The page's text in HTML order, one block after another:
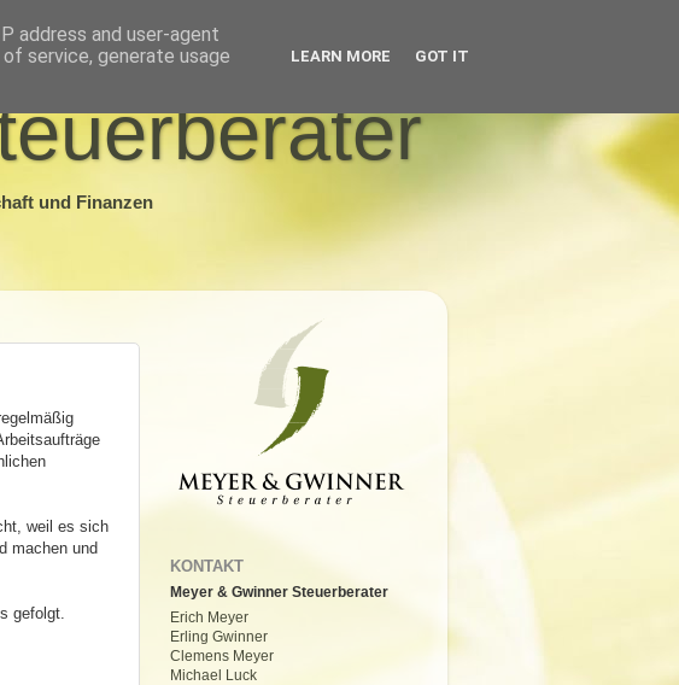
und Finanzen
weil es sich
machen und
gefolgt.
KONTAKT
Meyer & Gwinner Steuerberater
Erich Meyer
Erling Gwinner
Clemens Meyer
Michael Luck
address and user-agent
service, generate usage
LEARN MORE GOT IT